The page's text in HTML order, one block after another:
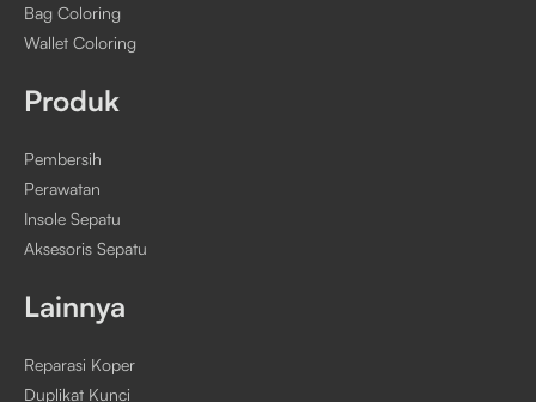
Bag Coloring
Wallet Coloring
Produk
Pembersih
Perawatan
Insole Sepatu
Aksesoris Sepatu
Lainnya
Reparasi Koper
Duplikat Kunci